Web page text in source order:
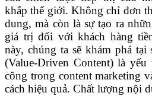
khắp thế giới. Không chỉ đơn
dung, mà còn là sự tạo ra
giá trị đối với khách hàng
này, chúng ta sẽ khám phá
(Value-Driven Content) là
công trong content marketing
cách hiệu quả. Chất lượng nội